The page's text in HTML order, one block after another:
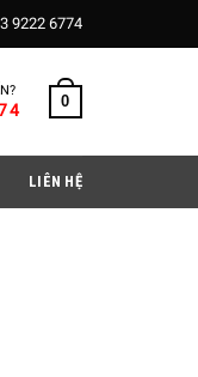
9222 6774
0
LIÊN HỆ
chén âm tủ Bosch